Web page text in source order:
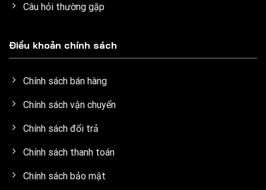
Câu hỏi thường gặp
Điều khoản chính sách
Chính sách bán hàng
Chính sách vận chuyển
Chính sách đổi trả
Chính sách thanh toán
Chính sách bảo mật